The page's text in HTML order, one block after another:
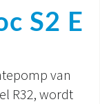
S2 E
van
R32, wordt